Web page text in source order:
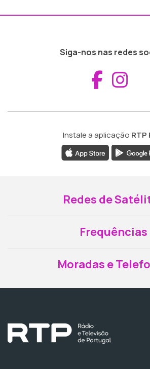
Siga-nos nas redes
Instale a aplicação RTP
Redes de
Frequências
Moradas e